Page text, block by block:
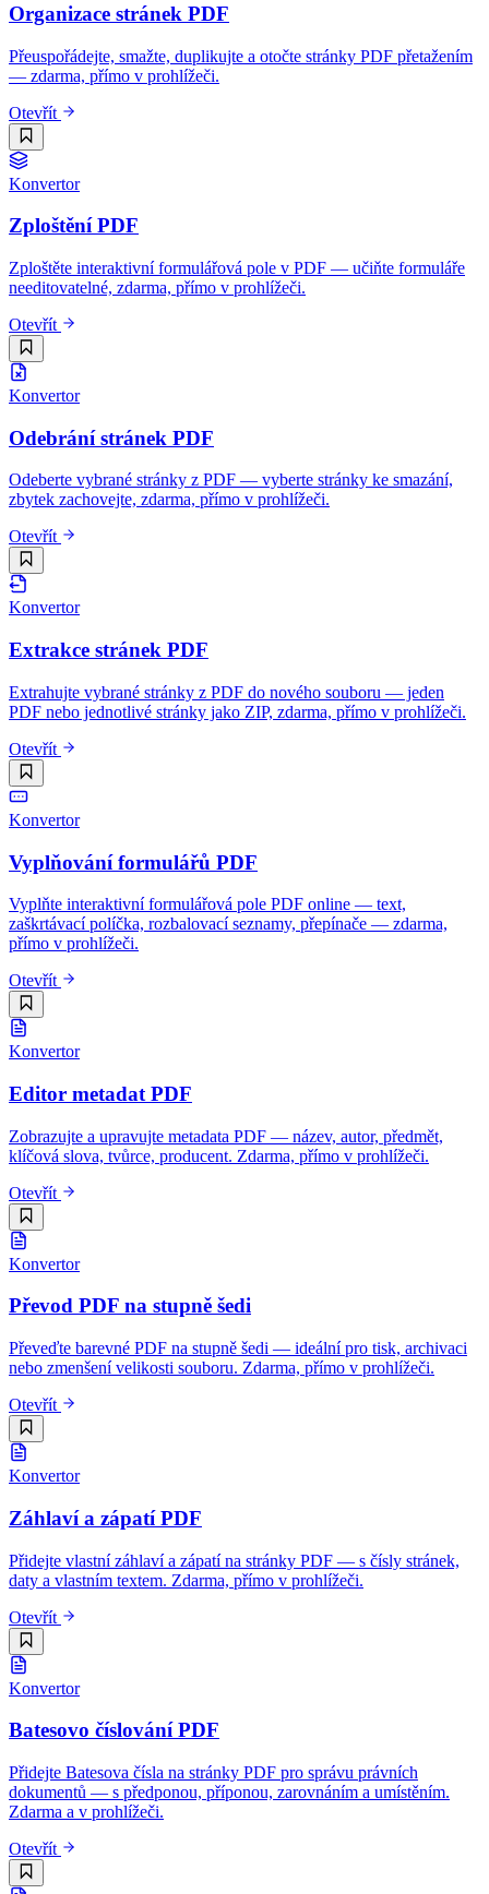
Organizace stránek PDF
Přeuspořádejte, smažte, duplikujte a otočte stránky PDF přetažením
— zdarma, přímo v prohlížeči.
Otevřít
Konvertor
Zploštění PDF
Zploštěte interaktivní formulářová pole v PDF — učiňte formuláře
needitovatelné, zdarma, přímo v prohlížeči.
Otevřít
Konvertor
Odebrání stránek PDF
Odeberte vybrané stránky z PDF — vyberte stránky ke smazání,
zbytek zachovejte, zdarma, přímo v prohlížeči.
Otevřít
Konvertor
Extrakce stránek PDF
Extrahujte vybrané stránky z PDF do nového souboru — jeden
PDF nebo jednotlivé stránky jako ZIP, zdarma, přímo v prohlížeči.
Otevřít
Konvertor
Vyplňování formulářů PDF
Vyplňte interaktivní formulářová pole PDF online — text,
zaškrtávací políčka, rozbalovací seznamy, přepínače — zdarma,
přímo v prohlížeči.
Otevřít
Konvertor
Editor metadat PDF
Zobrazujte a upravujte metadata PDF — název, autor, předmět,
klíčová slova, tvůrce, producent. Zdarma, přímo v prohlížeči.
Otevřít
Konvertor
Převod PDF na stupně šedi
Převeďte barevné PDF na stupně šedi — ideální pro tisk, archivaci
nebo zmenšení velikosti souboru. Zdarma, přímo v prohlížeči.
Otevřít
Konvertor
Záhlaví a zápatí PDF
Přidejte vlastní záhlaví a zápatí na stránky PDF — s čísly stránek,
daty a vlastním textem. Zdarma, přímo v prohlížeči.
Otevřít
Konvertor
Batesovo číslování PDF
Přidejte Batesova čísla na stránky PDF pro správu právních
dokumentů — s předponou, příponou, zarovnáním a umístěním.
Zdarma a v prohlížeči.
Otevřít